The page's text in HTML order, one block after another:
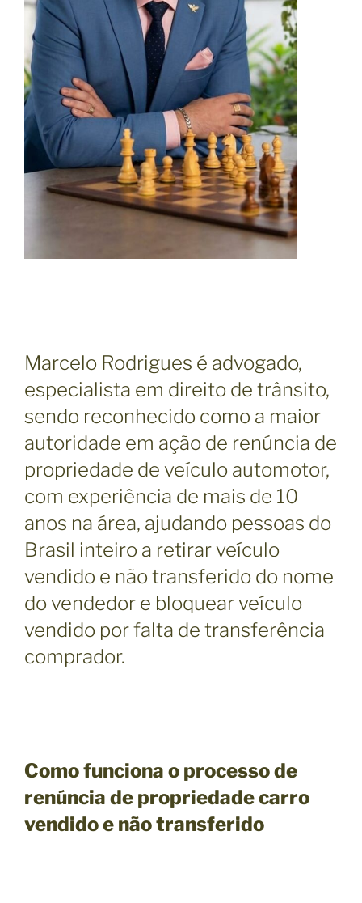
Marcelo Rodrigues é advogado,
especialista em direito de trânsito,
sendo reconhecido como a maior
autoridade em ação de renúncia de
propriedade de veículo automotor,
com experiência de mais de 10
anos na área, ajudando pessoas do
Brasil inteiro a retirar veículo
vendido e não transferido do nome
do vendedor e bloquear veículo
vendido por falta de transferência
comprador.
Como funciona o processo de
renúncia de propriedade carro
vendido e não transferido